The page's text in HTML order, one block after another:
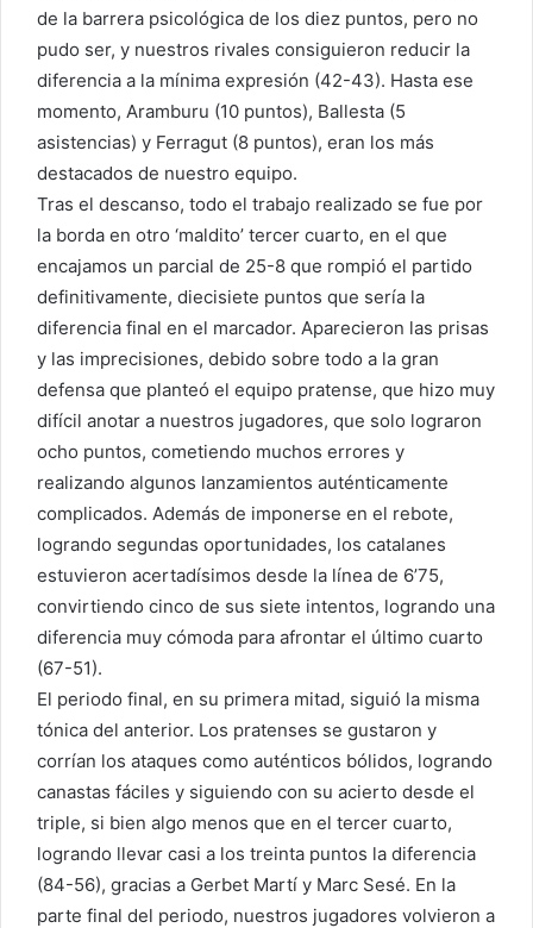
de la barrera psicológica de los diez puntos, pero no
pudo ser, y nuestros rivales consiguieron reducir la
diferencia a la mínima expresión (42-43). Hasta ese
momento, Aramburu (10 puntos), Ballesta (5
asistencias) y Ferragut (8 puntos), eran los más
destacados de nuestro equipo.
Tras el descanso, todo el trabajo realizado se fue por
la borda en otro ‘maldito’ tercer cuarto, en el que
encajamos un parcial de 25-8 que rompió el partido
definitivamente, diecisiete puntos que sería la
diferencia final en el marcador. Aparecieron las prisas
y las imprecisiones, debido sobre todo a la gran
defensa que planteó el equipo pratense, que hizo muy
difícil anotar a nuestros jugadores, que solo lograron
ocho puntos, cometiendo muchos errores y
realizando algunos lanzamientos auténticamente
complicados. Además de imponerse en el rebote,
logrando segundas oportunidades, los catalanes
estuvieron acertadísimos desde la línea de 6’75,
convirtiendo cinco de sus siete intentos, logrando una
diferencia muy cómoda para afrontar el último cuarto
(67-51).
El periodo final, en su primera mitad, siguió la misma
tónica del anterior. Los pratenses se gustaron y
corrían los ataques como auténticos bólidos, logrando
canastas fáciles y siguiendo con su acierto desde el
triple, si bien algo menos que en el tercer cuarto,
logrando llevar casi a los treinta puntos la diferencia
(84-56), gracias a Gerbet Martí y Marc Sesé. En la
parte final del periodo, nuestros jugadores volvieron a